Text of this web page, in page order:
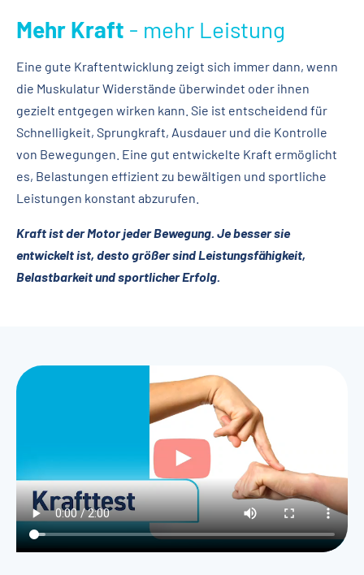
Mehr Kraft - mehr Leistung
Eine gute Kraftentwicklung zeigt sich immer dann, wenn
die Muskulatur Widerstände überwindet oder ihnen
gezielt entgegen wirken kann. Sie ist entscheidend für
Schnelligkeit, Sprungkraft, Ausdauer und die Kontrolle
von Bewegungen. Eine gut entwickelte Kraft ermöglicht
es, Belastungen effizient zu bewältigen und sportliche
Leistungen konstant abzurufen.
Kraft ist der Motor jeder Bewegung. Je besser sie
entwickelt ist, desto größer sind Leistungsfähigkeit,
Belastbarkeit und sportlicher Erfolg.